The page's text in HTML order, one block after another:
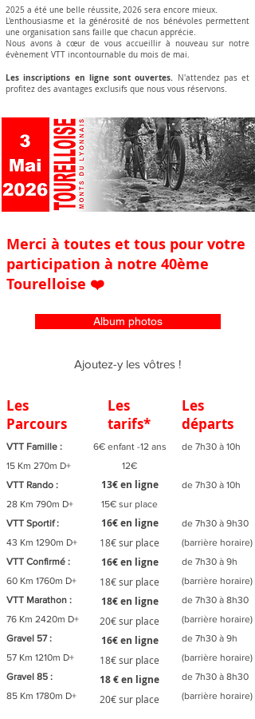
2025 a été une belle réussite, 2026 sera encore mieux.
L'enthousiasme et la générosité de nos bénévoles permettent
une organisation sans faille que chacun apprécie.
Nous avons à cœur de vous accueillir à nouveau sur notre
évènement VTT incontournable du mois de mai.
Les inscriptions en ligne sont ouvertes. N'attendez pas et
profitez des avantages exclusifs que nous vous réservons.
Merci à toutes et tous pour votre
participation à notre 40ème
Tourelloise ❤️
Album photos
Ajoutez-y les vôtres !
Les
Parcours
Les
tarifs*
Les
départs
VTT Famille :
15 Km 270m D+
VTT Rando :
28 Km 790m D+
VTT Sportif :
43 Km 1290m D+
VTT Confirmé :
60 Km 1760m D+
VTT Marathon :
76 Km 2420m D+
Gravel 57 :
57 Km 1210m D+
Gravel 85 :
85 Km 1780m D+
de 7h30 à 10h
de 7h30 à 10h
de 7h30 à 9h30
(barrière horaire)
de 7h30 à 9h
(barrière horaire)
de 7h30 à 8h30
(barrière horaire)
de 7h30 à 9h
(barrière horaire)
de 7h30 à 8h30
(barrière horaire)
6€ enfant -12 ans
12€
13€ en ligne
​15€ sur place
16€ en ligne
​18€ sur place
16€ en ligne
​18€ sur place
18€ en ligne
​20€ sur place
16€ en ligne
​18€ sur place
18 € en ligne
​20€ sur place